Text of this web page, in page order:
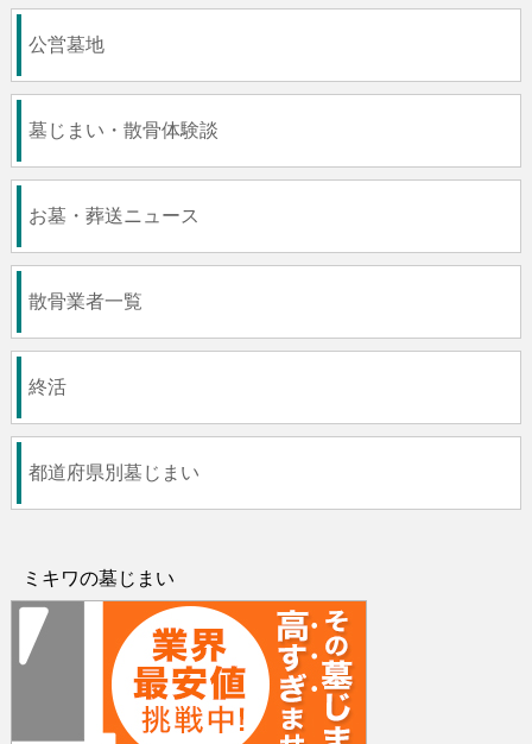
公営墓地
墓じまい・散骨体験談
お墓・葬送ニュース
散骨業者一覧
終活
都道府県別墓じまい
ミキワの墓じまい